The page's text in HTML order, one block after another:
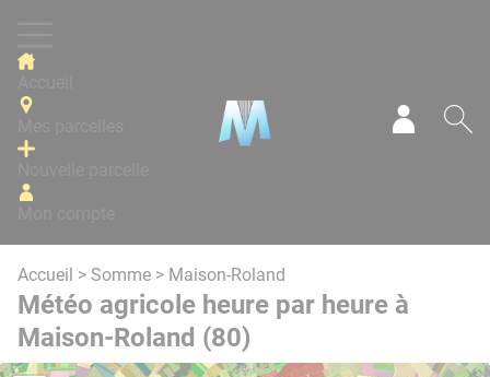
Accueil > Somme > Maison-Roland
Météo agricole heure par heure à
Maison-Roland (80)